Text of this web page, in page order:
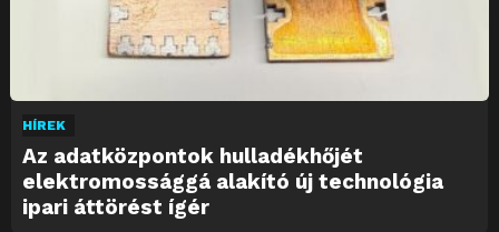
HÍREK
Az adatközpontok hulladékhőjét
elektromossággá alakító új technológia
ipari áttörést ígér